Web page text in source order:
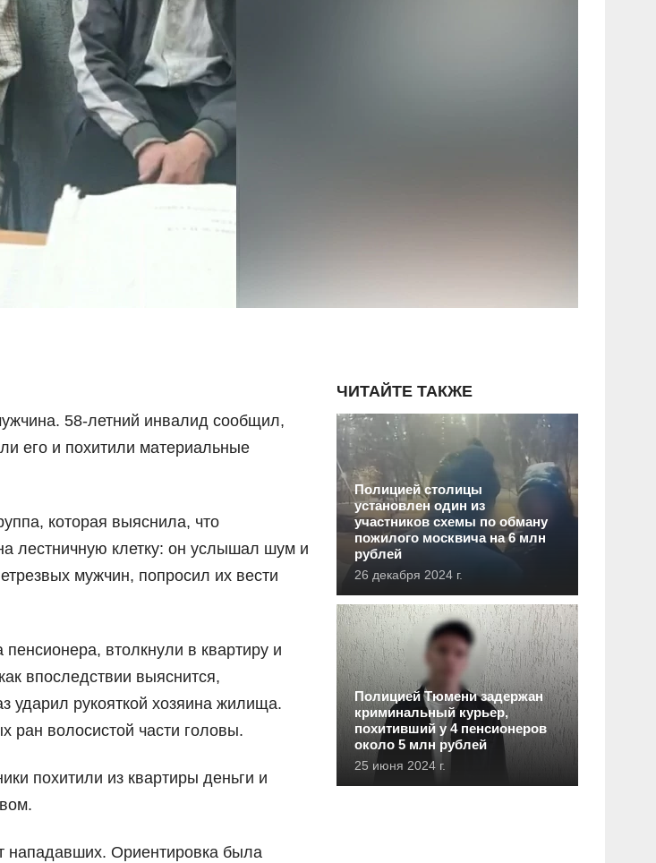
58-летний инвалид сообщил,
его и похитили материальные
которая выяснила, что
лестничную клетку: он услышал шум и
мужчин, попросил их вести
втолкнули в квартиру и
впоследствии выяснится,
ударил рукояткой хозяина жилища.
ран волосистой части головы.
похитили из квартиры деньги и
нападавших. Ориентировка была
ЧИТАЙТЕ ТАКЖЕ
Полицией столицы
установлен один из
участников схемы по обману
пожилого москвича на 6 млн
рублей
26 декабря 2024 г.
Полицией Тюмени задержан
криминальный курьер,
похитивший у 4 пенсионеров
около 5 млн рублей
25 июня 2024 г.